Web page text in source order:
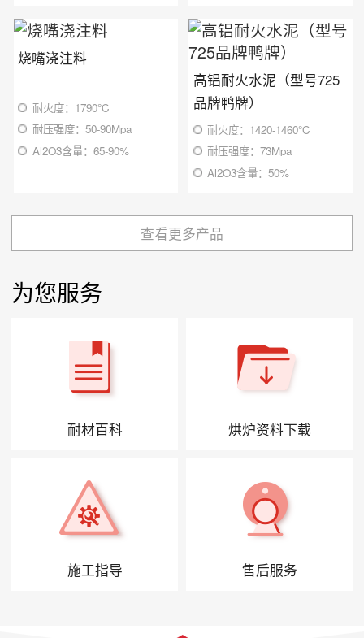
烧嘴浇注料
耐火度：1790℃
耐压强度：50-90Mpa
Al2O3含量：65-90%
高铝耐火水泥（型号725
品牌鸭牌）
耐火度：1420-1460℃
耐压强度：73Mpa
Al2O3含量：50%
查看更多产品
为您服务
耐材百科 烘炉资料下载
施工指导 售后服务